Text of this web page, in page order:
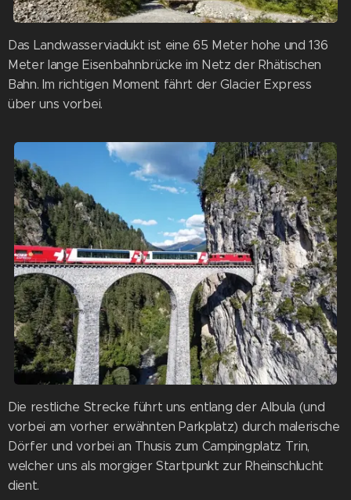
Das Landwasserviadukt ist eine 65 Meter hohe und 136
Meter lange Eisenbahnbrücke im Netz der Rhätischen
Bahn. Im richtigen Moment fährt der Glacier Express
über uns vorbei.
Die restliche Strecke führt uns entlang der Albula (und
vorbei am vorher erwähnten Parkplatz) durch malerische
Dörfer und vorbei an Thusis zum Campingplatz Trin,
welcher uns als morgiger Startpunkt zur Rheinschlucht
dient.